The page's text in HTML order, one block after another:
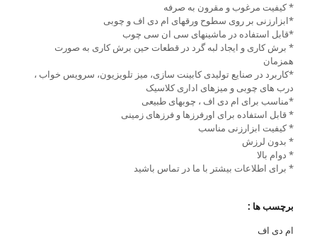
* کیفیت مرغوب و مقرون به صرفه
*ابزارزنی بر روی سطوح ورقهای ام دی اف و چوبی
*قابل استفاده در ماشینهای سی ان سی چوب
* برش کاری و ایجاد لبه گرد در قطعات حین برش کاری به صورت
همزمان
*کاربرد در صنایع تولیدی کابینت سازی، میز تلویزیون، سرویس خواب ،
درب های چوبی و میزهای اداری کلاسیک
*مناسب برای ام دی اف ، چوبهای طبیعی
* قابل استفاده برای اورفرزها و فرزهای زمینی
* کیفیت ابزارزنی مناسب
* بدون لرزش
* دوام بالا
* برای اطلاعات بیشتر با ما در تماس باشید
برچسب ها :
ام دی اف